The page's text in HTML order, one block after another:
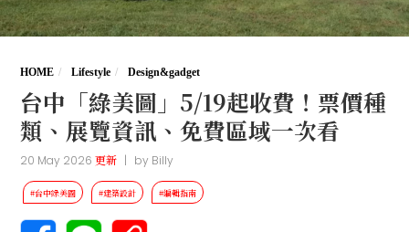
HOME Lifestyle Design&gadget
台中「綠美圖」5/19起收費！票價種
類、展覽資訊、免費區域一次看
20 May 2026更新 | by Billy
#台中綠美圖 #建築設計 #編輯指南